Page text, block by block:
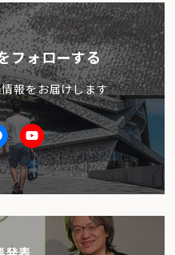
フォローする
報をお届けします
Youtube